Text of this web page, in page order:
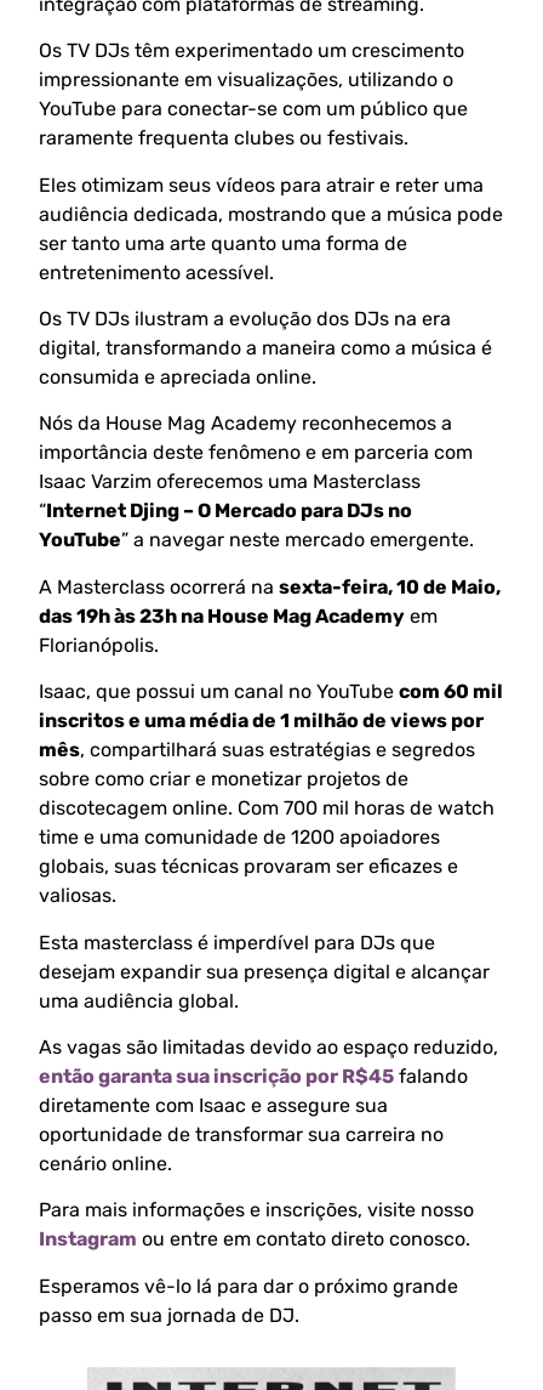
Os TV DJs têm experimentado um crescimento
impressionante em visualizações, utilizando o
YouTube para conectar-se com um público que
raramente frequenta clubes ou festivais.
Eles otimizam seus vídeos para atrair e reter uma
audiência dedicada, mostrando que a música pode
ser tanto uma arte quanto uma forma de
entretenimento acessível.
Os TV DJs ilustram a evolução dos DJs na era
digital, transformando a maneira como a música é
consumida e apreciada online.
Nós da House Mag Academy reconhecemos a
importância deste fenômeno e em parceria com
Isaac Varzim oferecemos uma Masterclass
“Internet Djing – O Mercado para DJs no
YouTube” a navegar neste mercado emergente.
A Masterclass ocorrerá na sexta-feira, 10 de Maio,
das 19h às 23h na House Mag Academy em
Florianópolis.
Isaac, que possui um canal no YouTube com 60 mil
inscritos e uma média de 1 milhão de views por
mês, compartilhará suas estratégias e segredos
sobre como criar e monetizar projetos de
discotecagem online. Com 700 mil horas de watch
time e uma comunidade de 1200 apoiadores
globais, suas técnicas provaram ser eficazes e
valiosas.
Esta masterclass é imperdível para DJs que
desejam expandir sua presença digital e alcançar
uma audiência global.
As vagas são limitadas devido ao espaço reduzido,
então garanta sua inscrição por R$45 falando
diretamente com Isaac e assegure sua
oportunidade de transformar sua carreira no
cenário online.
Para mais informações e inscrições, visite nosso
Instagram ou entre em contato direto conosco.
Esperamos vê-lo lá para dar o próximo grande
passo em sua jornada de DJ.